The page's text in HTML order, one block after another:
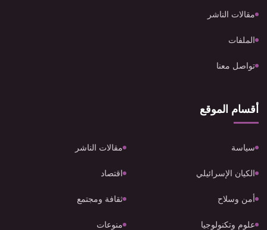
مقالات الناشر
الملفات
تواصل معنا
أقسام الموقع
سياسة مقالات الناشر
الكيان الإسرائيلي اقتصاد
أمن وسلاح ثقافة ومجتمع
علوم وتكنولوجيا منوعات